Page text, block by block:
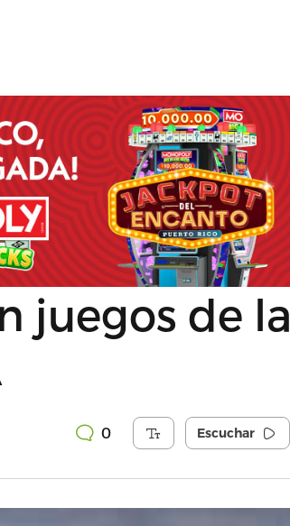
juegos de la
0 Escuchar